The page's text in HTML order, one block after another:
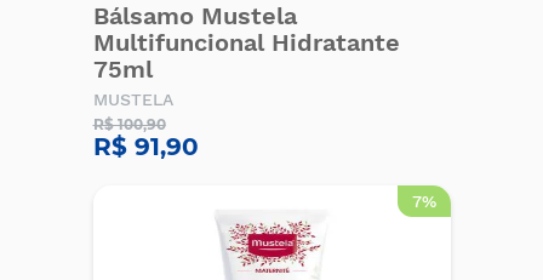
Bálsamo Mustela
Multifuncional Hidratante
75ml
MUSTELA
R$ 100,90
R$ 91,90
7%